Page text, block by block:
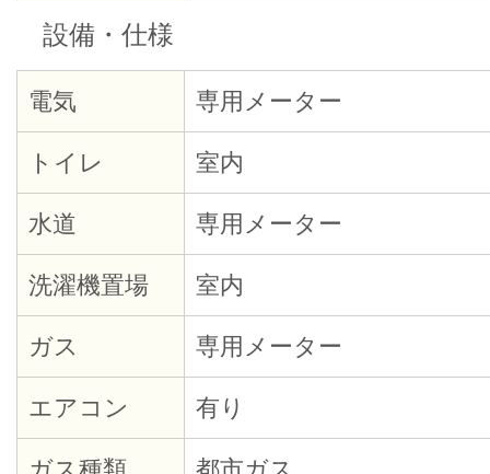
設備・仕様
電気 専用メーター
トイレ 室内
水道 専用メーター
洗濯機置場 室内
ガス 専用メーター
エアコン 有り